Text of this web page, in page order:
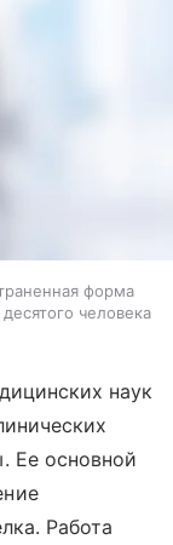
форма
человека
наук
Ее основной
Работа